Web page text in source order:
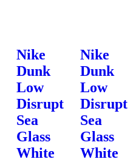
Nike
Dunk
Low
Disrupt
Sea
Glass
White
Nike
Dunk
Low
Disrupt
Sea
Glass
White